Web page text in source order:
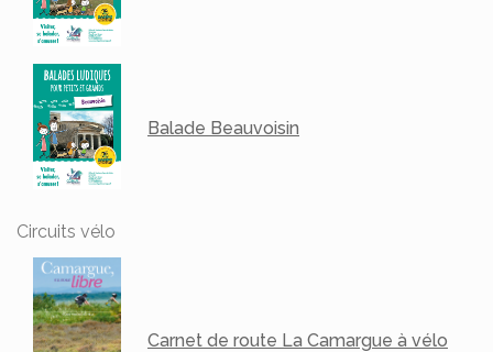
Balade Beauvoisin
Circuits vélo
Carnet de route La Camargue à vélo